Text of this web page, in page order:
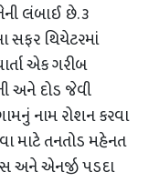
લંબાઈ છે. ૩
થિયેટરમાં
એક ગરીબ
અને દોડ જેવી
નામ રોશન કરવા
માટે તનતોડ મહેનત
અને એનર્જી પડદા